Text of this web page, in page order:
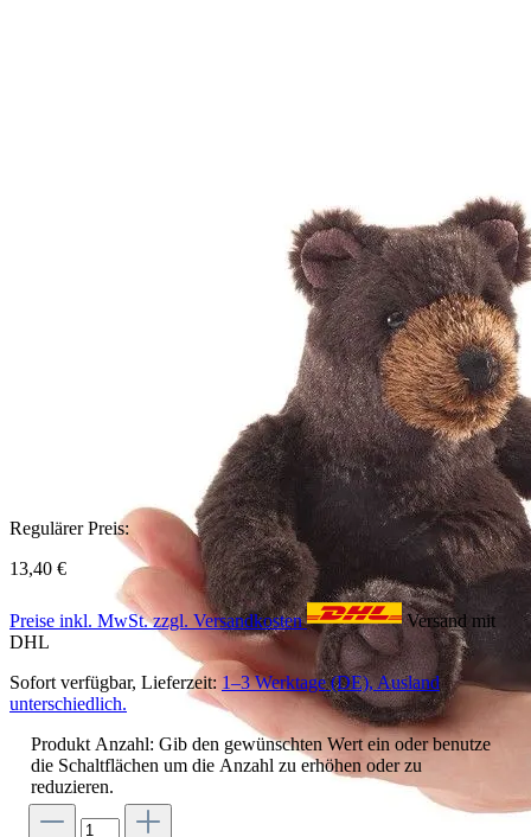
Regulärer Preis:
13,40 €
Preise inkl. MwSt. zzgl. Versandkosten
Versand mit
DHL
Sofort verfügbar, Lieferzeit: 1–3 Werktage (DE), Ausland
unterschiedlich.
Produkt Anzahl: Gib den gewünschten Wert ein oder benutze
die Schaltflächen um die Anzahl zu erhöhen oder zu
reduzieren.